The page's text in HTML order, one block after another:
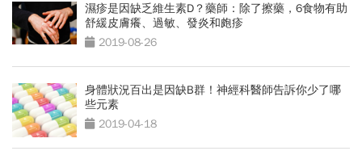
濕疹是因缺乏維生素D？藥師：除了擦藥，6食物有助
舒緩皮膚癢、過敏、發炎和皰疹
2019-08-26
身體狀況百出是因缺B群！神經科醫師告訴你少了哪
些元素
2019-04-18